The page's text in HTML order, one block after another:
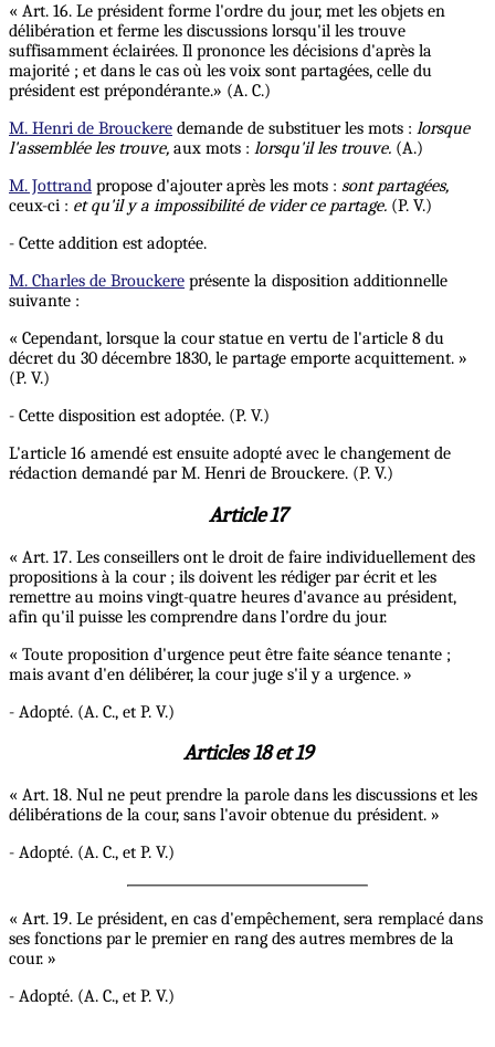
« Art. 16. Le président forme l'ordre du jour, met les objets en
délibération et ferme les discussions lorsqu'il les trouve
suffisamment éclairées. Il prononce les décisions d'après la
majorité ; et dans le cas où les voix sont partagées, celle du
président est prépondérante.» (A. C.)
M. Henri de Brouckere demande de substituer les mots : lorsque
l'assemblée les trouve, aux mots : lorsqu'il les trouve. (A.)
M. Jottrand propose d'ajouter après les mots : sont partagées,
ceux-ci : et qu'il y a impossibilité de vider ce partage. (P. V.)
- Cette addition est adoptée.
M. Charles de Brouckere présente la disposition additionnelle
suivante :
« Cependant, lorsque la cour statue en vertu de l'article 8 du
décret du 30 décembre 1830, le partage emporte acquittement. »
(P. V.)
- Cette disposition est adoptée. (P. V.)
L'article 16 amendé est ensuite adopté avec le changement de
rédaction demandé par M. Henri de Brouckere. (P. V.)
Article 17
« Art. 17. Les conseillers ont le droit de faire individuellement des
propositions à la cour ; ils doivent les rédiger par écrit et les
remettre au moins vingt-quatre heures d'avance au président,
afin qu'il puisse les comprendre dans l’ordre du jour.
« Toute proposition d'urgence peut être faite séance tenante ;
mais avant d'en délibérer, la cour juge s'il y a urgence. »
- Adopté. (A. C., et P. V.)
Articles 18 et 19
« Art. 18. Nul ne peut prendre la parole dans les discussions et les
délibérations de la cour, sans l'avoir obtenue du président. »
- Adopté. (A. C., et P. V.)
« Art. 19. Le président, en cas d'empêchement, sera remplacé dans
ses fonctions par le premier en rang des autres membres de la
cour. »
- Adopté. (A. C., et P. V.)